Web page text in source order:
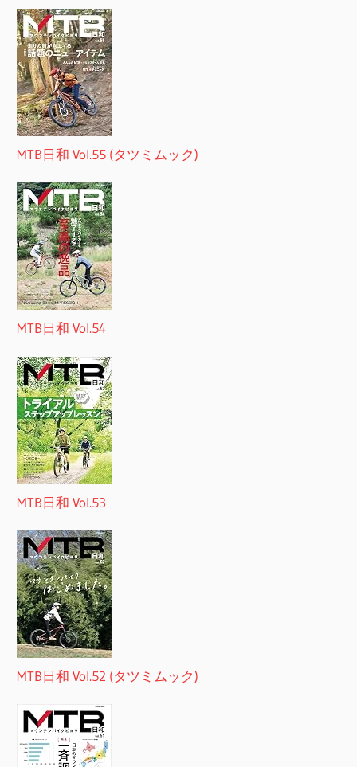
MTB日和 Vol.55 (タツミムック)
MTB日和 Vol.54
MTB日和 Vol.53
MTB日和 Vol.52 (タツミムック)